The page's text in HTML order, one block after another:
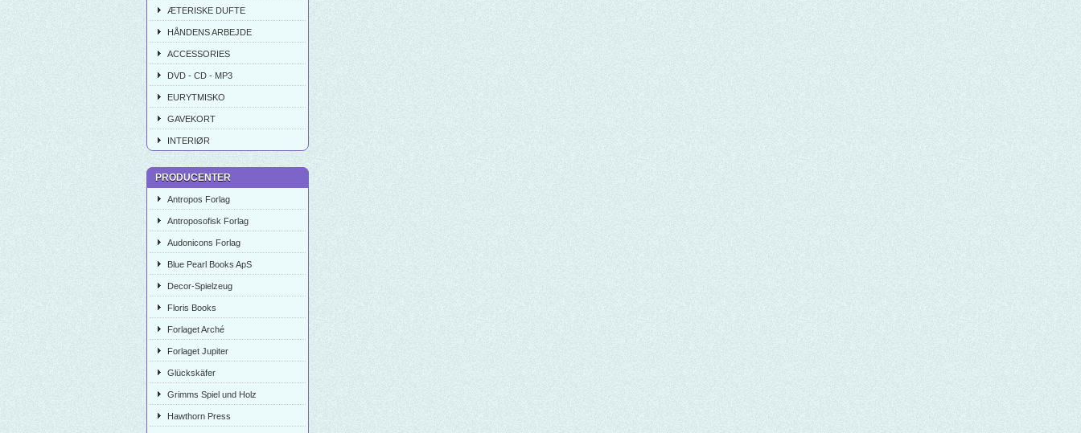
ÆTERISKE DUFTE
HÅNDENS ARBEJDE
ACCESSORIES
DVD - CD - MP3
EURYTMISKO
GAVEKORT
INTERIØR
PRODUCENTER
Antropos Forlag
Antroposofisk Forlag
Audonicons Forlag
Blue Pearl Books ApS
Decor-Spielzeug
Floris Books
Forlaget Arché
Forlaget Jupiter
Glückskäfer
Grimms Spiel und Holz
Hawthorn Press